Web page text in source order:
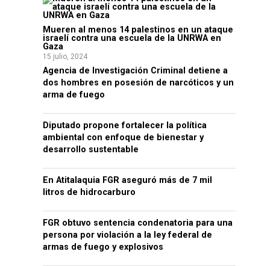
Mueren al menos 14 palestinos en un ataque
israelí contra una escuela de la UNRWA en
Gaza
15 julio, 2024
Agencia de Investigación Criminal detiene a
dos hombres en posesión de narcóticos y un
arma de fuego
Diputado propone fortalecer la política
ambiental con enfoque de bienestar y
desarrollo sustentable
En Atitalaquia FGR aseguró más de 7 mil
litros de hidrocarburo
FGR obtuvo sentencia condenatoria para una
persona por violación a la ley federal de
armas de fuego y explosivos